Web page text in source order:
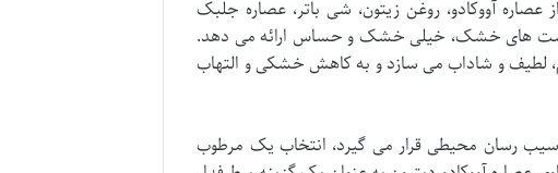
عصاره آووکادو، روغن زیتون، شی باتر، عصاره جلبک
پوست های خشک، خیلی خشک و حساس ارائه می دهد.
لطیف و شاداب می سازد و به کاهش خشکی و التهاب
رسان محیطی قرار می گیرد، انتخاب یک مرطوب